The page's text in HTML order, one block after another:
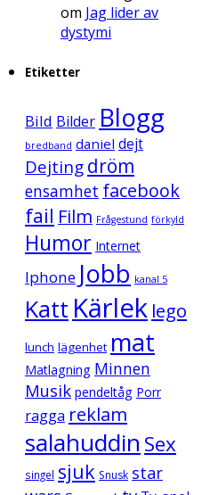
om Jag lider av
dystymi
Etiketter
Bild Bilder Blogg
bredband daniel dejt
Dejtingdröm
ensamhet facebook
fail Film Frågestund förkyld
Humor Internet
Iphone Jobb kanal 5
Katt Kärlek lego
lunch lägenhet mat
Matlagning Minnen
Musik pendeltåg Porr
ragga reklam
salahuddin Sex
singel sjuk Snusk star